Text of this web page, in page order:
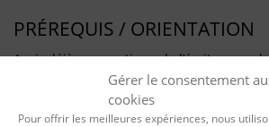
Gérer le consentement
cookies
Pour offrir les meilleures expériences, nous
PRÉREQUIS / ORIENTATION
Avoir déjà une pratique de l’écriture ou